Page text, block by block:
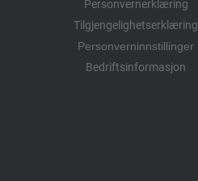
Personvernerklæring
Tilgjengelighetserklæring
Personverninnstillinger
Bedriftsinformasjon